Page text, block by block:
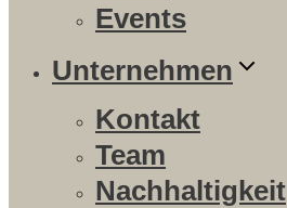
Events
Unternehmen
Kontakt
Team
Nachhaltigkeit